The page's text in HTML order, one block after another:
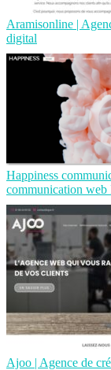
Aramison­li­ne |
digital
Happiness
com­munica­tion web
Ajoo | Agence de